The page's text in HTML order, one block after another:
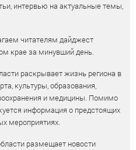
интервью на актуальные темы,
читателям дайджест
крае за минувший день.
раскрывает жизнь региона в
культуры, образования,
и медицины. Помимо
информация о предстоящих
мероприятиях.
размещает новости